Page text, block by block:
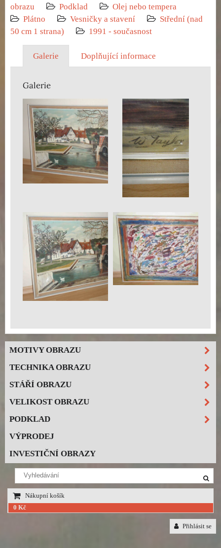
obrazu
Podklad
Olej nebo tempera
Plátno
Vesničky a stavení
Střední (nad
50 cm 1 strana)
1991 - současnost
Galerie Doplňující informace
Galerie
MOTIVY OBRAZU
TECHNIKA OBRAZU
STÁŘÍ OBRAZU
VELIKOST OBRAZU
PODKLAD
VÝPRODEJ
INVESTIČNÍ OBRAZY
Nákupní košík
0 Kč
Přihlásit se